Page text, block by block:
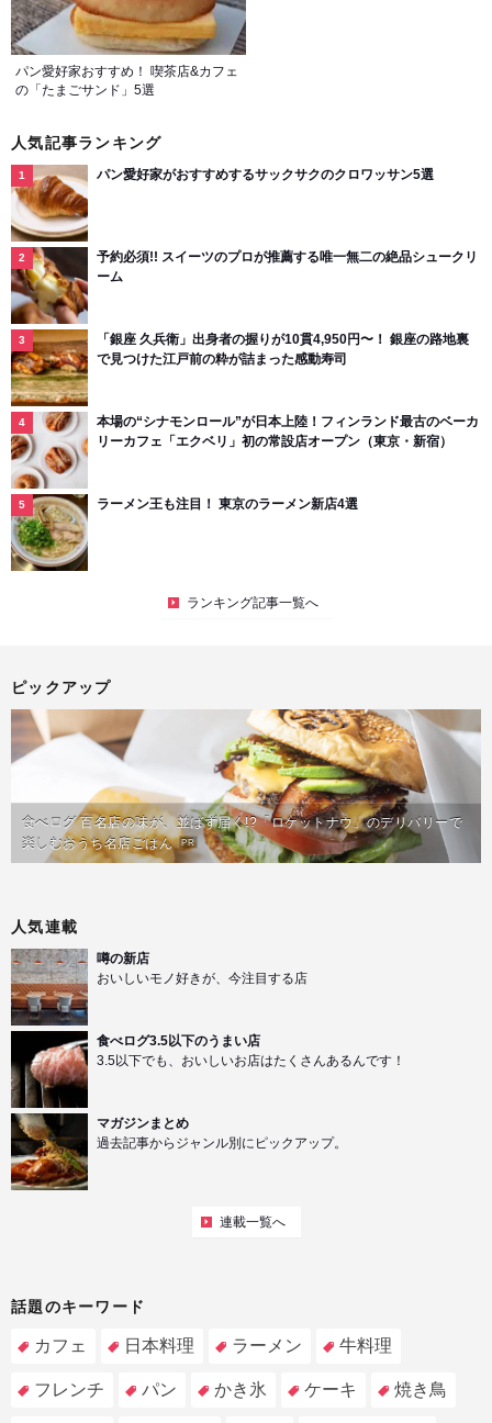
パン愛好家おすすめ！ 喫茶店&カフェ
の「たまごサンド」5選
人気記事ランキング
パン愛好家がおすすめするサックサクのクロワッサン5選
予約必須!! スイーツのプロが推薦する唯一無二の絶品シュークリ
ーム
「銀座 久兵衛」出身者の握りが10貫4,950円〜！ 銀座の路地裏
で見つけた江戸前の粋が詰まった感動寿司
本場の“シナモンロール”が日本上陸！フィンランド最古のベーカ
リーカフェ「エクベリ」初の常設店オープン（東京・新宿）
ラーメン王も注目！ 東京のラーメン新店4選
ランキング記事一覧へ
ピックアップ
食べログ 百名店の味が、並ばず届く!?「ロケットナウ」のデリバリーで
楽しむおうち名店ごはん PR
人気連載
噂の新店
おいしいモノ好きが、今注目する店
食べログ3.5以下のうまい店
3.5以下でも、おいしいお店はたくさんあるんです！
マガジンまとめ
過去記事からジャンル別にピックアップ。
連載一覧へ
話題のキーワード
カフェ 日本料理 ラーメン 牛料理
フレンチ パン かき氷 ケーキ 焼き鳥